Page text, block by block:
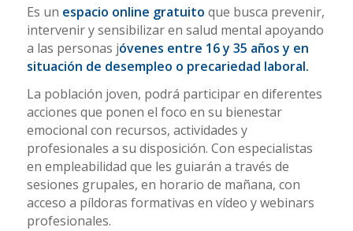
Es un espacio online gratuito que busca prevenir,
intervenir y sensibilizar en salud mental apoyando
a las personas jóvenes entre 16 y 35 años y en
situación de desempleo o precariedad laboral.
La población joven, podrá participar en diferentes
acciones que ponen el foco en su bienestar
emocional con recursos, actividades y
profesionales a su disposición. Con especialistas
en empleabilidad que les guiarán a través de
sesiones grupales, en horario de mañana, con
acceso a píldoras formativas en vídeo y webinars
profesionales.